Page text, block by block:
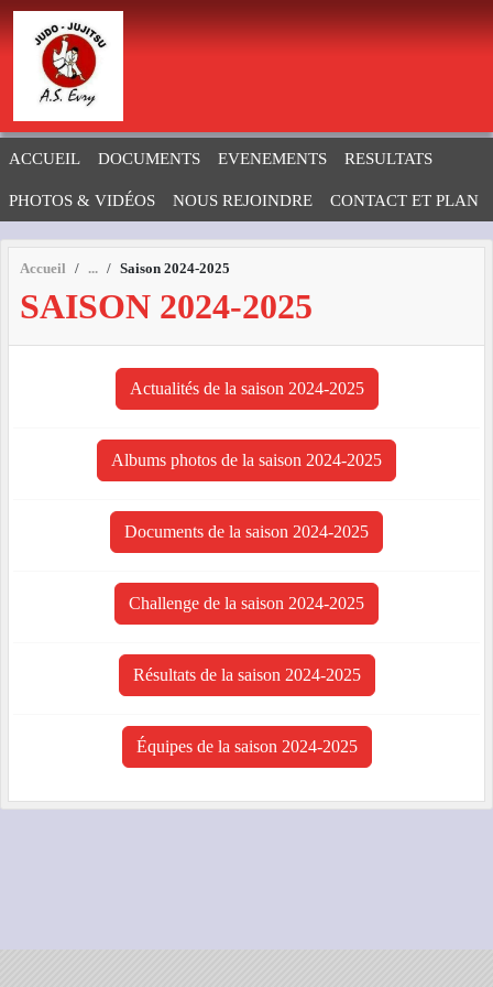
ACCUEIL DOCUMENTS EVENEMENTS RESULTATS
PHOTOS & VIDÉOS NOUS REJOINDRE CONTACT ET PLAN
Accueil Saison 2024-2025
SAISON 2024-2025
Actualités de la saison 2024-2025
Albums photos de la saison 2024-2025
Documents de la saison 2024-2025
Challenge de la saison 2024-2025
Résultats de la saison 2024-2025
Équipes de la saison 2024-2025
Panneau de gestion des cookies